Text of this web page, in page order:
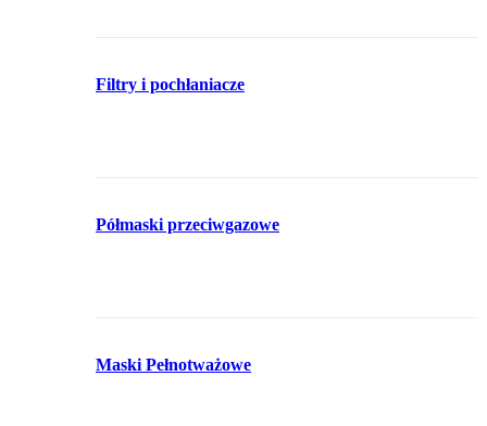
Filtry i pochłaniacze
Półmaski przeciwgazowe
Maski Pełnotważowe